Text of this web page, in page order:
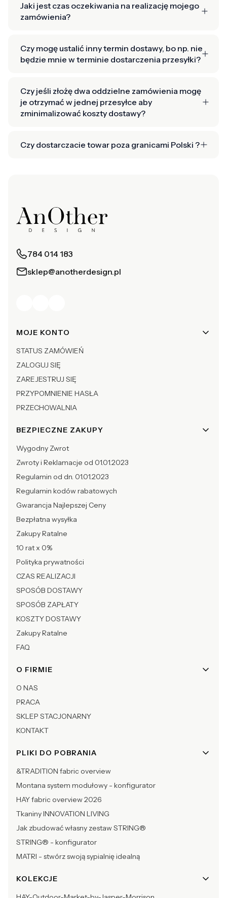
Jaki jest czas oczekiwania na realizację mojego
zamówienia?
Czy mogę ustalić inny termin dostawy, bo np. nie
będzie mnie w terminie dostarczenia przesyłki?
Czy jeśli złożę dwa oddzielne zamówienia mogę
je otrzymać w jednej przesyłce aby
zminimalizować koszty dostawy?
Czy dostarczacie towar poza granicami Polski ?
784 014 183
sklep@anotherdesign.pl
Linki w stopce
MOJE KONTO
STATUS ZAMÓWIEŃ
ZALOGUJ SIĘ
ZAREJESTRUJ SIĘ
PRZYPOMNIENIE HASŁA
PRZECHOWALNIA
BEZPIECZNE ZAKUPY
Wygodny Zwrot
Zwroty i Reklamacje od 01.01.2023
Regulamin od dn. 01.01.2023
Regulamin kodów rabatowych
Gwarancja Najlepszej Ceny
Bezpłatna wysyłka
Zakupy Ratalne
10 rat x 0%
Polityka prywatności
CZAS REALIZACJI
SPOSÓB DOSTAWY
SPOSÓB ZAPŁATY
KOSZTY DOSTAWY
Zakupy Ratalne
FAQ
O FIRMIE
O NAS
PRACA
SKLEP STACJONARNY
KONTAKT
PLIKI DO POBRANIA
&TRADITION fabric overview
Montana system modułowy - konfigurator
HAY fabric overview 2026
Tkaniny INNOVATION LIVING
Jak zbudować własny zestaw STRING®
STRING® - konfigurator
MATRI - stwórz swoją sypialnię idealną
KOLEKCJE